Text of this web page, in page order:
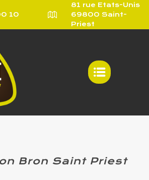
10
81 rue Etats-Unis
69800 Saint-
Priest
Bron Saint Priest